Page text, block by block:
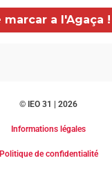
© IEO 31 | 2026
Informations légales
Politique de confidentialité